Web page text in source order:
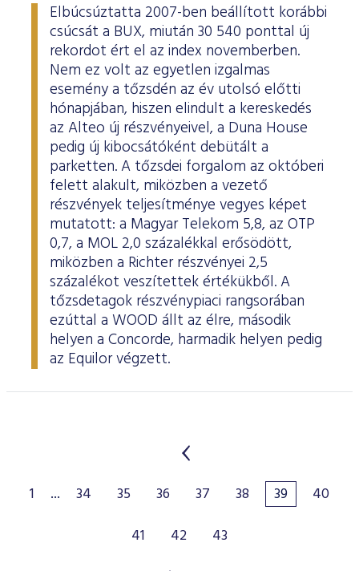
Elbúcsúztatta 2007-ben beállított korábbi
csúcsát a BUX, miután 30 540 ponttal új
rekordot ért el az index novemberben.
Nem ez volt az egyetlen izgalmas
esemény a tőzsdén az év utolsó előtti
hónapjában, hiszen elindult a kereskedés
az Alteo új részvényeivel, a Duna House
pedig új kibocsátóként debütált a
parketten. A tőzsdei forgalom az októberi
felett alakult, miközben a vezető
részvények teljesítménye vegyes képet
mutatott: a Magyar Telekom 5,8, az OTP
0,7, a MOL 2,0 százalékkal erősödött,
miközben a Richter részvényei 2,5
százalékot veszítettek értékükből. A
tőzsdetagok részvénypiaci rangsorában
ezúttal a WOOD állt az élre, második
helyen a Concorde, harmadik helyen pedig
az Equilor végzett.
1 ... 34 35 36 37 38 39
40
41
42 43